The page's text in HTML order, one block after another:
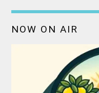
NOW ON AIR